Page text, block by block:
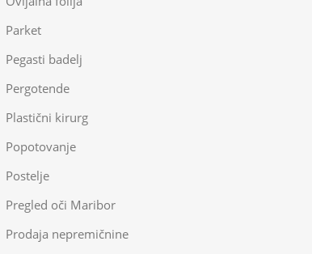
Parket
Pegasti badelj
Pergotende
Plastični kirurg
Popotovanje
Postelje
Pregled oči Maribor
Prodaja nepremičnine